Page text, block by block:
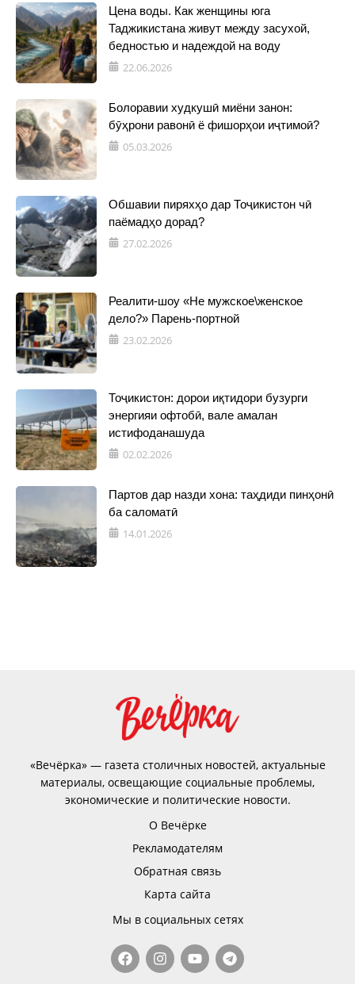
Цена воды. Как женщины юга
Таджикистана живут между засухой,
бедностью и надеждой на воду
22.06.2026
Болоравии худкушӣ миёни занон:
бӯҳрони равонӣ ё фишорҳои иҷтимоӣ?
05.03.2026
Обшавии пиряхҳо дар Тоҷикистон чӣ
паёмадҳо дорад?
27.02.2026
Реалити-шоу «Не мужское\женское
дело?» Парень-портной
23.02.2026
Тоҷикистон: дорои иқтидори бузурги
энергияи офтобӣ, вале амалан
истифоданашуда
02.02.2026
Партов дар назди хона: таҳдиди пинҳонӣ
ба саломатӣ
14.01.2026
«Вечёрка» — газета столичных новостей, актуальные
материалы, освещающие социальные проблемы,
экономические и политические новости.
О Вечёрке
Рекламодателям
Обратная связь
Карта сайта
Мы в социальных сетях